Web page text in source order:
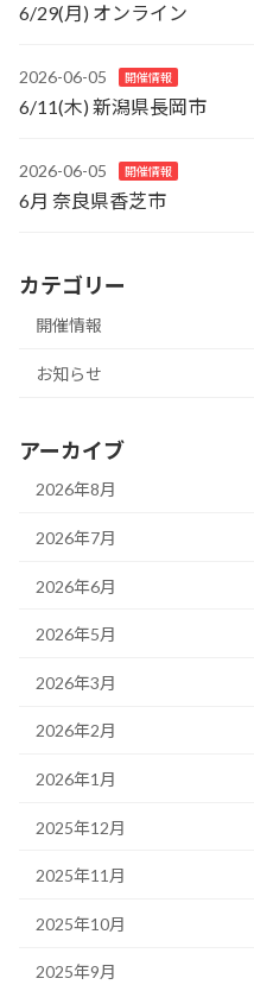
6/29(月) オンライン
2026-06-05 開催情報
6/11(木) 新潟県長岡市
2026-06-05 開催情報
6月 奈良県香芝市
カテゴリー
開催情報
お知らせ
アーカイブ
2026年8月
2026年7月
2026年6月
2026年5月
2026年3月
2026年2月
2026年1月
2025年12月
2025年11月
2025年10月
2025年9月